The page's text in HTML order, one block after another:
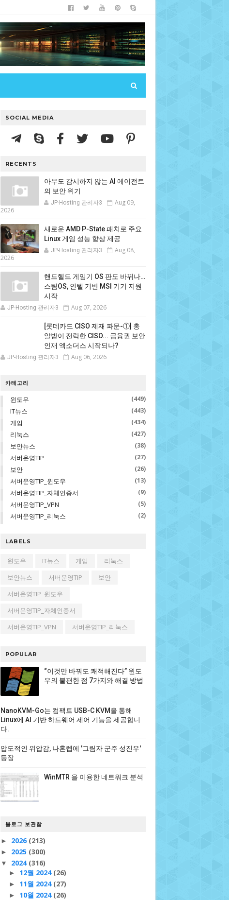
SOCIAL MEDIA
RECENTS
아무도 감시하지 않는 AI 에이전트
의 보안 위기
JP-Hosting 관리자3
Aug 09,
2026
새로운 AMD P-State 패치로 주요
Linux 게임 성능 향상 제공
JP-Hosting 관리자3
Aug 08,
2026
핸드헬드 게임기 OS 판도 바뀌나…
스팀OS, 인텔 기반 MSI 기기 지원
시작
JP-Hosting 관리자3 Aug 07, 2026
[롯데카드 CISO 제재 파문-①] 총
알받이 전락한 CISO... 금융권 보안
인재 엑소더스 시작되나?
JP-Hosting 관리자3 Aug 06, 2026
카테고리
윈도우 (449)
IT뉴스 (443)
게임 (434)
리눅스 (427)
보안뉴스 (38)
서버운영TIP (27)
보안 (26)
서버운영TIP_윈도우 (13)
서버운영TIP_자체인증서 (9)
서버운영TIP_VPN (5)
서버운영TIP_리눅스 (2)
LABELS
윈도우 IT뉴스 게임
리눅스
보안뉴스
서버운영TIP
보안
서버운영TIP_윈도우
서버운영TIP_자체인증서
서버운영TIP_VPN
서버운영TIP_리눅스
POPULAR
“이것만 바꿔도 쾌적해진다” 윈도
우의 불편한 점 7가지와 해결 방법
NanoKVM-Go는 컴팩트 USB-C KVM을 통해
Linux에 AI 기반 하드웨어 제어 기능을 제공합니
다.
압도적인 위압감, 나혼렙에 '그림자 군주 성진우'
등장
WinMTR 을 이용한 네트워크 분석
블로그 보관함
► 2026 (213)
► 2025 (300)
▼ 2024 (316)
► 12월 2024 (26)
► 11월 2024 (27)
► 10월 2024 (26)